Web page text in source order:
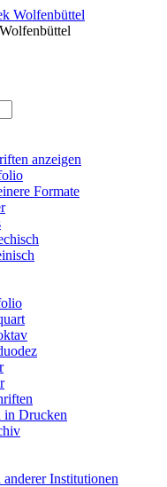
anzeigen
Formate
in Drucken
Institutionen